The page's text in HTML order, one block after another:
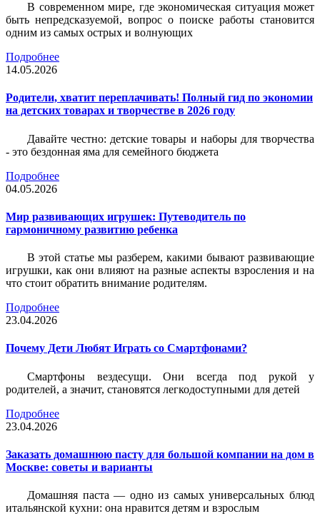
В современном мире, где экономическая ситуация может
быть непредсказуемой, вопрос о поиске работы становится
одним из самых острых и волнующих
Подробнее
14.05.2026
Родители, хватит переплачивать! Полный гид по экономии
на детских товарах и творчестве в 2026 году
Давайте честно: детские товары и наборы для творчества
- это бездонная яма для семейного бюджета
Подробнее
04.05.2026
Мир развивающих игрушек: Путеводитель по
гармоничному развитию ребенка
В этой статье мы разберем, какими бывают развивающие
игрушки, как они влияют на разные аспекты взросления и на
что стоит обратить внимание родителям.
Подробнее
23.04.2026
Почему Дети Любят Играть со Смартфонами?
Смартфоны вездесущи. Они всегда под рукой у
родителей, а значит, становятся легкодоступными для детей
Подробнее
23.04.2026
Заказать домашнюю пасту для большой компании на дом в
Москве: советы и варианты
Домашняя паста — одно из самых универсальных блюд
итальянской кухни: она нравится детям и взрослым